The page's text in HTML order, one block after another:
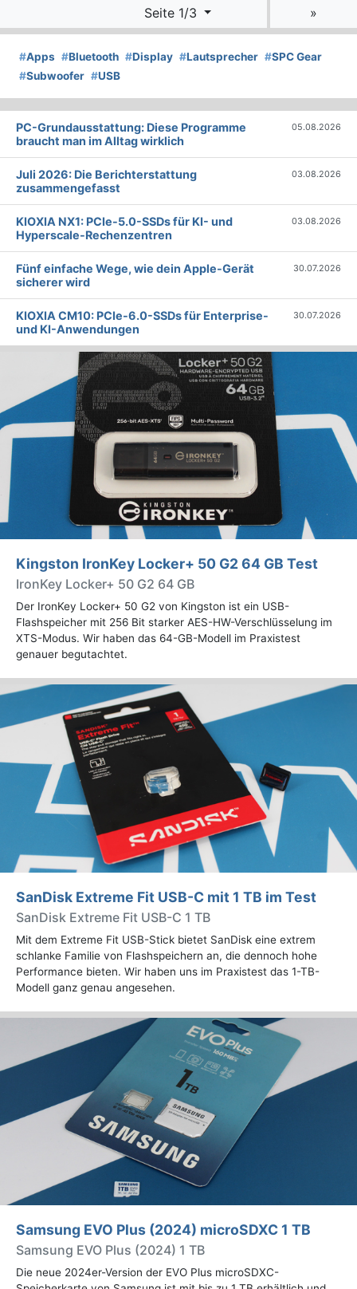
Seite 1/3 »
#Apps #Bluetooth #Display #Lautsprecher #SPC Gear
#Subwoofer #USB
PC-Grundausstattung: Diese Programme
braucht man im Alltag wirklich
05.08.2026
Juli 2026: Die Bericht­erstattung
zusammengefasst
03.08.2026
KIOXIA NX1: PCIe-5.0-SSDs für KI- und
Hyperscale-Rechenzentren
03.08.2026
Fünf einfache Wege, wie dein Apple-Gerät
sicherer wird
30.07.2026
KIOXIA CM10: PCIe-6.0-SSDs für Enterprise-
und KI-Anwendungen
30.07.2026
Kingston IronKey Locker+ 50 G2 64 GB Test
IronKey Locker+ 50 G2 64 GB
Der IronKey Locker+ 50 G2 von Kingston ist ein USB-
Flashspeicher mit 256 Bit starker AES-HW-Verschlüsselung im
XTS-Modus. Wir haben das 64-GB-Modell im Praxistest
genauer begutachtet.
SanDisk Extreme Fit USB-C mit 1 TB im Test
SanDisk Extreme Fit USB-C 1 TB
Mit dem Extreme Fit USB-Stick bietet SanDisk eine extrem
schlanke Familie von Flashspeichern an, die dennoch hohe
Performance bieten. Wir haben uns im Praxistest das 1-TB-
Modell ganz genau angesehen.
Samsung EVO Plus (2024) microSDXC 1 TB
Samsung EVO Plus (2024) 1 TB
Die neue 2024er-Version der EVO Plus microSDXC-